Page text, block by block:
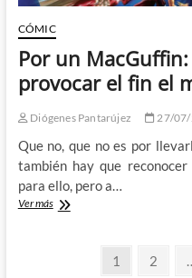
CÓMIC
Por un
provocar el fin el
Diógenes Pantarújez 27/
Que no, que no es por
también hay que
para ello, pero a…
Ver másPor
PaginaciónPágina
1 Página
2